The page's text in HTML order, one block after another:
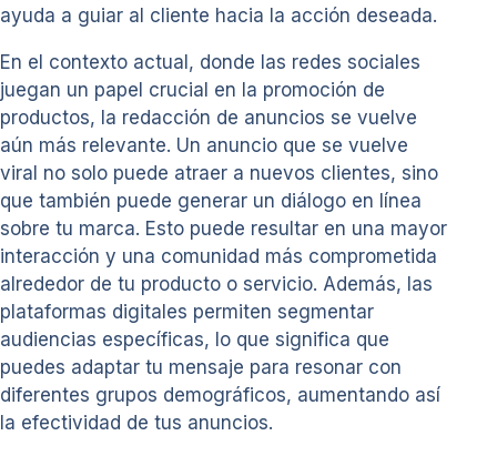
ayuda a guiar al cliente hacia la acción deseada.
En el contexto actual, donde las redes sociales
juegan un papel crucial en la promoción de
productos, la redacción de anuncios se vuelve
aún más relevante. Un anuncio que se vuelve
viral no solo puede atraer a nuevos clientes, sino
que también puede generar un diálogo en línea
sobre tu marca. Esto puede resultar en una mayor
interacción y una comunidad más comprometida
alrededor de tu producto o servicio. Además, las
plataformas digitales permiten segmentar
audiencias específicas, lo que significa que
puedes adaptar tu mensaje para resonar con
diferentes grupos demográficos, aumentando así
la efectividad de tus anuncios.